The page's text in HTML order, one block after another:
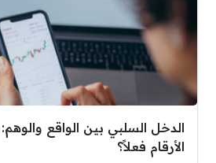
الدخل السلبي بين الواقع
الأرقام فعلاً؟